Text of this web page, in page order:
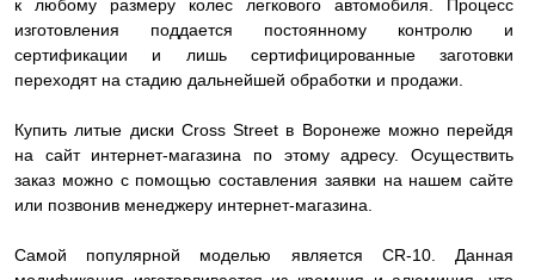
к любому размеру колес легкового автомобиля. Процесс
изготовления поддается постоянному контролю и
сертификации и лишь сертифицированные заготовки
переходят на стадию дальнейшей обработки и продажи.
Купить литые диски Cross Street в Воронеже можно перейдя
на сайт интернет-магазина по этому адресу. Осуществить
заказ можно с помощью составления заявки на нашем сайте
или позвонив менеджеру интернет-магазина.
Самой популярной моделью является CR-10. Данная